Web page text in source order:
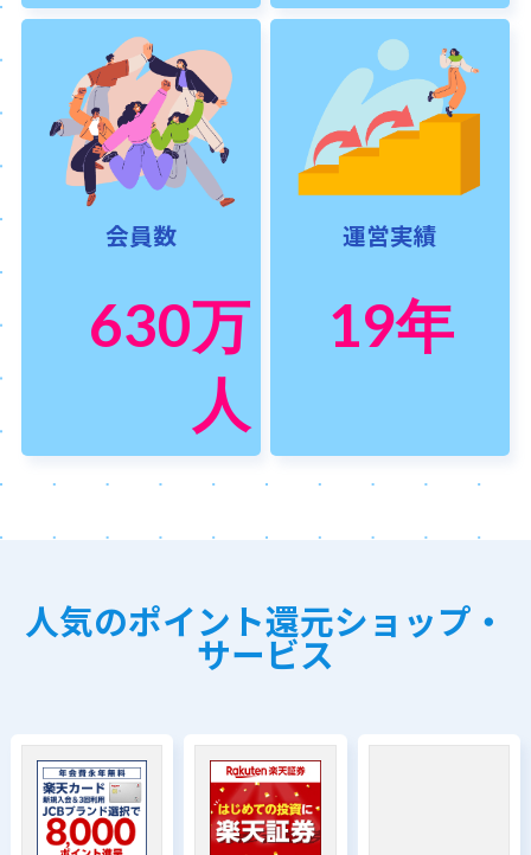
会員数
630万
人
運営実績
19年
人気のポイント還元ショップ・
サービス